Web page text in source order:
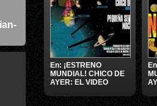
En: ¡ESTRENO
MUNDIAL! CHICO DE
AYER: EL VIDEO